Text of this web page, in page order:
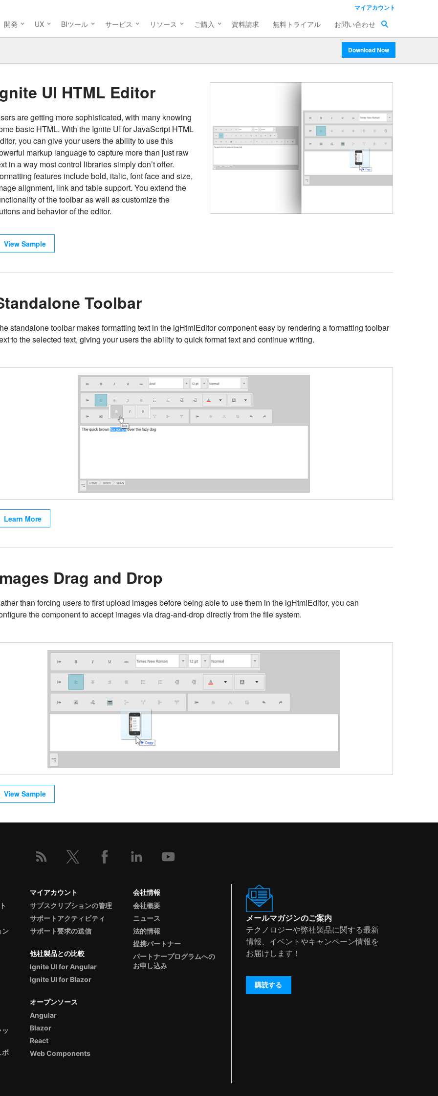
マイアカウント
開発 UX BIツール サービス リソース ご購入 資料請求 無料トライアル お問い合わせ
Download Now
UI HTML Editor
are getting more sophisticated, with many knowing
basic HTML. With the Ignite UI for JavaScript HTML
you can give your users the ability to use this
markup language to capture more than just raw
in a way most control libraries simply don’t offer.
features include bold, italic, font face and size,
alignment, link and table support. You extend the
of the toolbar as well as customize the
and behavior of the editor.
View Sample
Toolbar
standalone toolbar makes formatting text in the igHtmlEditor component easy by rendering a formatting toolbar
to the selected text, giving your users the ability to quick format text and continue writing.
Learn More
Drag and Drop
than forcing users to first upload images before being able to use them in the igHtmlEditor, you can
the component to accept images via drag-and-drop directly from the file system.
View Sample
ン
ボ
マイアカウント
サブスクリプションの管理
サポートアクティビティ
サポート要求の送信
他社製品との比較
Ignite UI for Angular
Ignite UI for Blazor
オープンソース
Angular
Blazor
React
Web Components
会社情報
会社概要
ニュース
法的情報
提携パートナー
パートナープログラムへの
お申し込み
メールマガジンのご案内
テクノロジーや弊社製品に関する最新
情報、イベントやキャンペーン情報を
お届けします！
購読する